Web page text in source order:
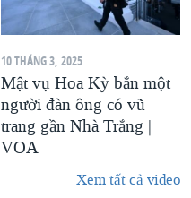
10 THÁNG 3, 2025
Mật vụ Hoa Kỳ bắn một
người đàn ông có vũ
trang gần Nhà Trắng |
VOA
Xem tất cả video